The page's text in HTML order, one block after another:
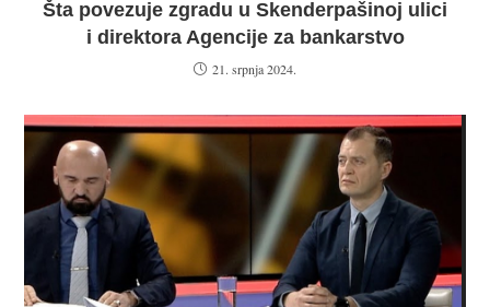
Šta povezuje zgradu u Skenderpašinoj ulici
i direktora Agencije za bankarstvo
21. srpnja 2024.